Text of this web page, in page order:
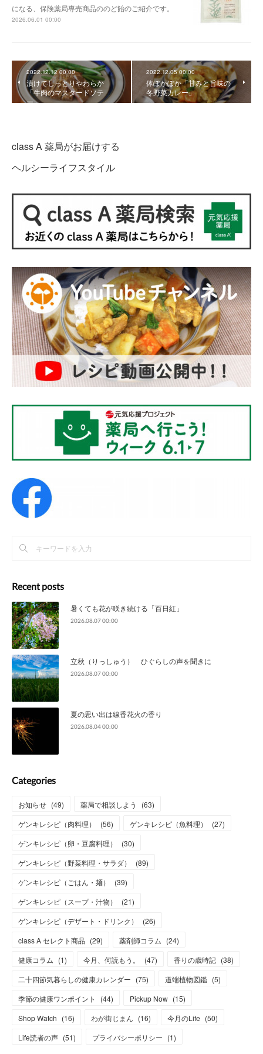
になる、保険薬局専売商品ののど飴のご紹介です。
2026.06.01 00:00
2022.12.12 00:00
漬けてしっとりやわらか
「牛肉のマスタードソテ
ー」
2022.12.05 00:00
体ぽかぽか「甘みと旨味の
冬野菜カレー」
class A 薬局がお届けする
ヘルシーライフスタイル
Recent posts
暑くても花が咲き続ける「百日紅」
2026.08.07 00:00
立秋（りっしゅう） ひぐらしの声を聞きに
2026.08.07 00:00
夏の思い出は線香花火の香り
2026.08.04 00:00
Categories
お知らせ (49) 薬局で相談しよう (63)
ゲンキレシピ（肉料理）
(56) ゲンキレシピ（魚料理） (27)
ゲンキレシピ（卵・豆腐料理）
(30)
ゲンキレシピ（野菜料理・サラダ）
(89)
ゲンキレシピ（ごはん・麺）
(39)
ゲンキレシピ（スープ・汁物）
(21)
ゲンキレシピ（デザート・ドリンク）
(26)
class A セレクト商品 (29) 薬剤師コラム (24)
健康コラム (1) 今月、何読もう。 (47) 香りの歳時記 (38)
二十四節気暮らしの健康カレンダー (75) 道端植物図鑑 (5)
季節の健康ワンポイント
(44) Pickup Now (15)
Shop Watch (16) わが街じまん (16) 今月のLife (50)
Life読者の声 (51) プライバシーポリシー (1)